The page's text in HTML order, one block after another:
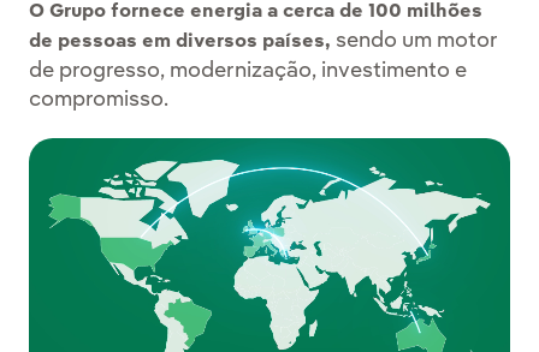
O Grupo fornece energia a cerca de 100 milhões
de pessoas em diversos países, sendo um motor
de progresso, modernização, investimento e
compromisso.